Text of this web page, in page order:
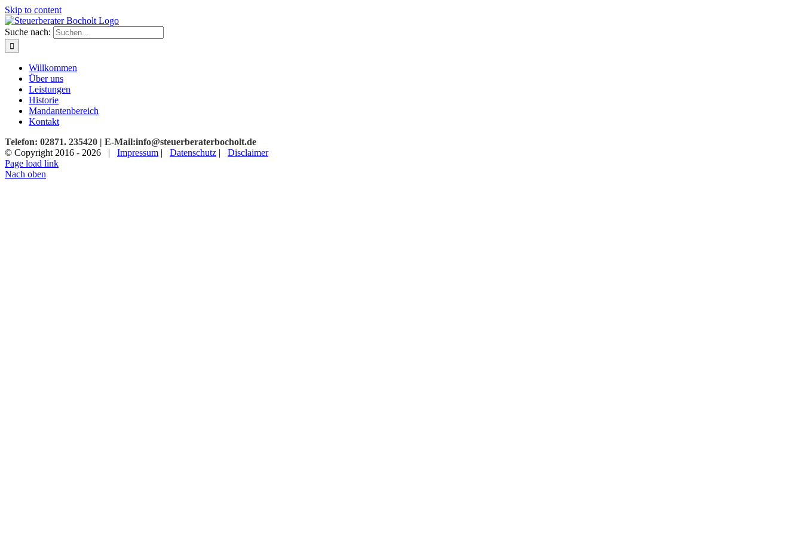
Skip to content
Suche nach:
Willkommen
Über uns
Leistungen
Historie
Mandantenbereich
Kontakt
Telefon: 02871. 235420 | E-Mail:info@steuerberaterbocholt.de
© Copyright 2016 - 2026 | Impressum | Datenschutz | Disclaimer
Page load link
Nach oben